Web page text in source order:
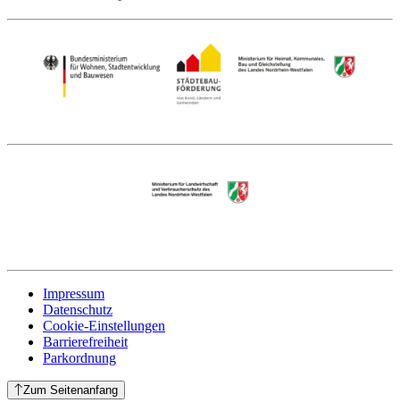
Impressum
Datenschutz
Cookie-Einstellungen
Barrierefreiheit
Parkordnung
Zum Seitenanfang